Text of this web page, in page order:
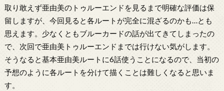
取り敢えず亜由美のトゥルーエンドを見るまで明確な評価は保
留しますが、今回見ると各ルートが完全に混ざるのかも…とも
思えます。少なくともブルーカードの話が出てきてしまったの
で、次回で亜由美トゥルーエンドまでは行けない気がします。
そうなると基本亜由美ルートに6話使うことになるので、当初の
予想のように各ルートを分けて描くことは難しくなると思いま
す。